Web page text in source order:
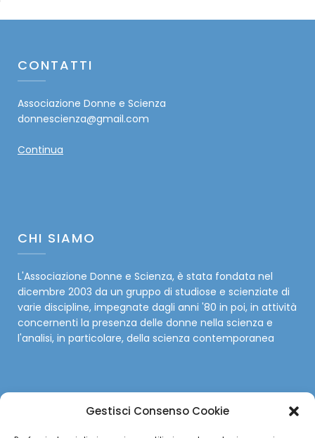
Gestisci Consenso Cookie
CONTATTI
Associazione Donne e Scienza
donnescienza@gmail.com
Continua
CHI SIAMO
L'Associazione Donne e Scienza, è stata fondata nel
dicembre 2003 da un gruppo di studiose e scienziate di
varie discipline, impegnate dagli anni '80 in poi, in attività
concernenti la presenza delle donne nella scienza e
l'analisi, in particolare, della scienza contemporanea